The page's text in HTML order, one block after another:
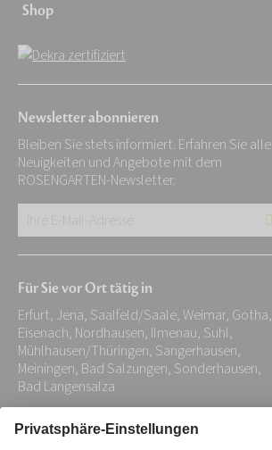
Shop
Newsletter abonnieren
Bleiben Sie stets informiert. Erfahren Sie alle
Neuigkeiten und Angebote mit dem
ROSENGARTEN-Newsletter.
Adresse:
*
Für Sie vor Ort tätig in
Erfurt, Jena, Saalfeld/Saale, Weimar, Gotha,
Eisenach, Nordhausen, Ilmenau, Suhl,
Mühlhausen/Thüringen, Sangerhausen,
Meiningen, Bad Salzungen, Sonderhausen,
Bad Langensalza